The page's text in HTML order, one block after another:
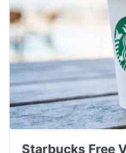
Starbucks Free